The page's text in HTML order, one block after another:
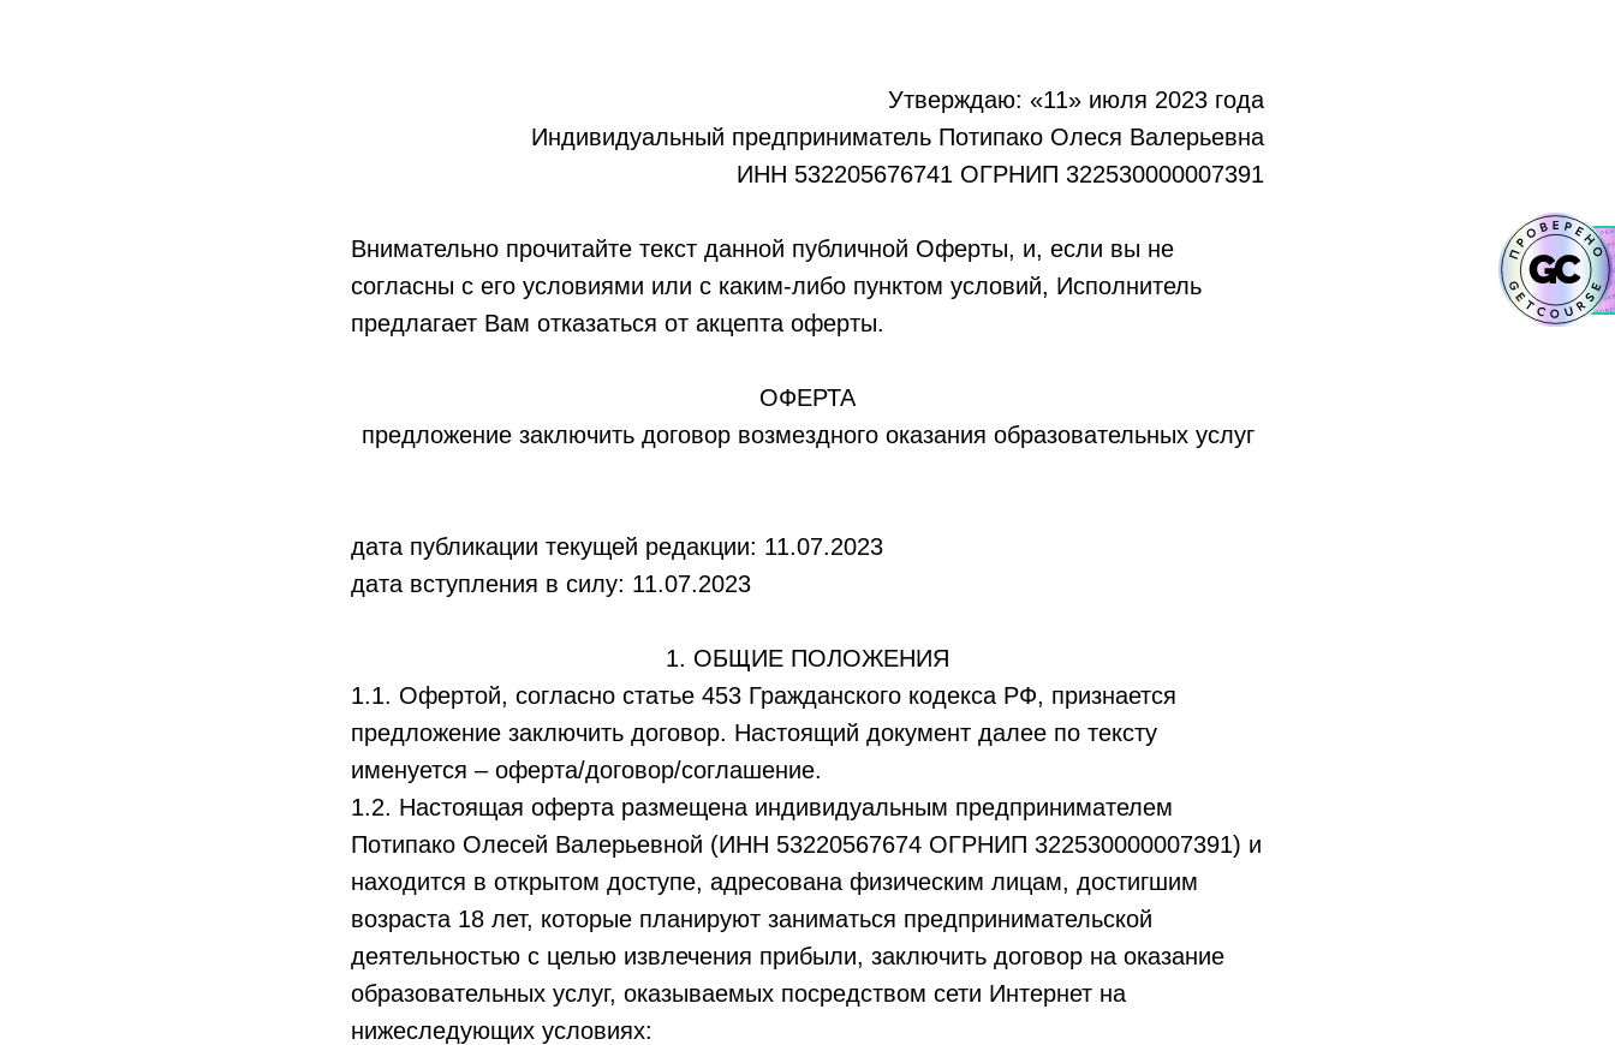
Утверждаю: «11» июля 2023 года
Индивидуальный предприниматель Потипако Олеся Валерьевна
ИНН 532205676741 ОГРНИП 322530000007391
Внимательно прочитайте текст данной публичной Оферты, и, если вы не
согласны с его условиями или с каким-либо пунктом условий, Исполнитель
предлагает Вам отказаться от акцепта оферты.
ОФЕРТА
предложение заключить договор возмездного оказания образовательных услуг
дата публикации текущей редакции: 11.07.2023
дата вступления в силу: 11.07.2023
1. ОБЩИЕ ПОЛОЖЕНИЯ
1.1. Офертой, согласно статье 453 Гражданского кодекса РФ, признается
предложение заключить договор. Настоящий документ далее по тексту
именуется – оферта/договор/соглашение.
1.2. Настоящая оферта размещена индивидуальным предпринимателем
Потипако Олесей Валерьевной (ИНН 53220567674 ОГРНИП 322530000007391) и
находится в открытом доступе, адресована физическим лицам, достигшим
возраста 18 лет, которые планируют заниматься предпринимательской
деятельностью с целью извлечения прибыли, заключить договор на оказание
образовательных услуг, оказываемых посредством сети Интернет на
нижеследующих условиях: